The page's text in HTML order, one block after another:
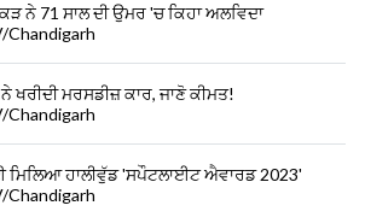
ਨੇ 71 ਸਾਲ ਦੀ ਉਮਰ 'ਚ ਕਿਹਾ ਅਲਵਿਦਾ
ਖਰੀਦੀ ਮਰਸਡੀਜ਼ ਕਾਰ, ਜਾਣੋ ਕੀਮਤ!
ਮਿਲਿਆ ਹਾਲੀਵੁੱਡ 'ਸਪੌਟਲਾਈਟ ਐਵਾਰਡ 2023'